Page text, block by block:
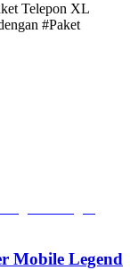
Telepon XL
#Paket
Mobile Legend